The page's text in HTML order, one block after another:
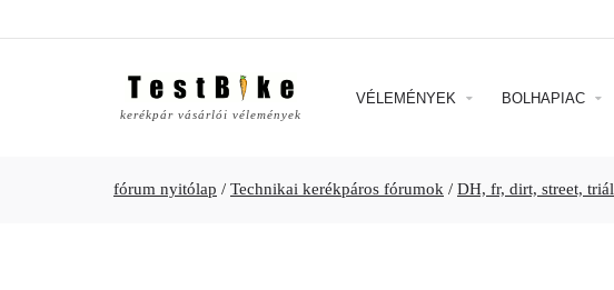
kerékpár vásárlói vélemények
VÉLEMÉNYEK BOLHAPIAC
fórum nyitólap / Technikai kerékpáros fórumok / DH, fr, dirt, street, triál